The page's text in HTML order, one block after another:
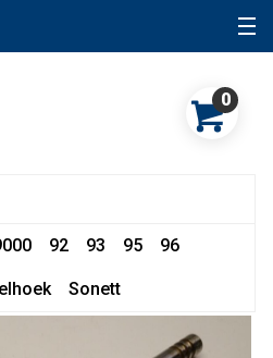
0
92 93 95 96
Sonett